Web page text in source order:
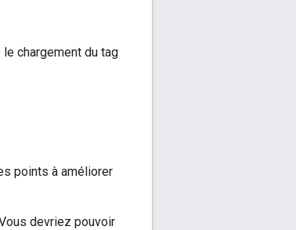
chargement du tag
points à améliorer
devriez pouvoir